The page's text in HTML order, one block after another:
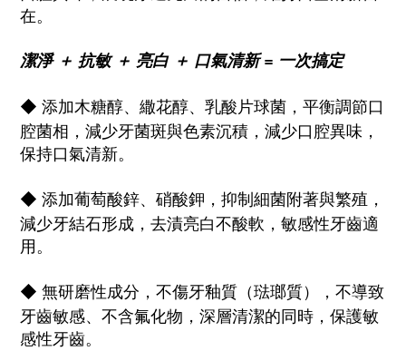
在。
潔淨 ＋ 抗敏 ＋ 亮白 ＋ 口氣清新 = 一次搞定
◆ 添加木糖醇、繖花醇、乳酸片球菌，平衡調節口
腔菌相，減少牙菌斑與色素沉積，減少口腔異味，
保持口氣清新。
◆ 添加葡萄酸鋅、硝酸鉀，抑制細菌附著與繁殖，
減少牙結石形成， 去漬亮白不酸軟 ，敏感性牙齒適
用。
◆ 無研磨性成分，不傷牙釉質（琺瑯質），不導致
牙齒敏感、 不含氟化物 ，深層清潔的同時，保護敏
感性牙齒。